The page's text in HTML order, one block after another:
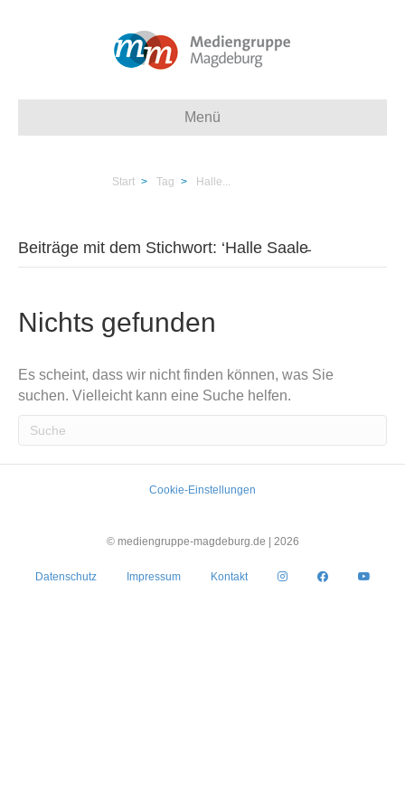
Menü
Start > Tag > Halle...
Beiträge mit dem Stichwort: ‘Halle Saale̵
Nichts gefunden
Es scheint, dass wir nicht finden können, was Sie
suchen. Vielleicht kann eine Suche helfen.
Cookie-Einstellungen
© mediengruppe-magdeburg.de | 2026
Datenschutz Impressum Kontakt